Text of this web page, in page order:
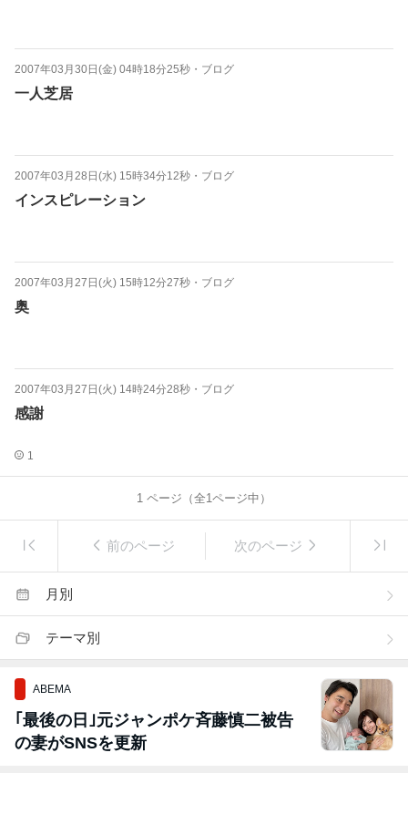
2007年03月30日(金) 04時18分25秒 ・ ブログ
一人芝居
2007年03月28日(水) 15時34分12秒 ・ ブログ
インスピレーション
2007年03月27日(火) 15時12分27秒 ・ ブログ
奥
2007年03月27日(火) 14時24分28秒 ・ ブログ
感謝
1
1 ページ（全1ページ中）
前のページ 次のページ
月別
テーマ別
ABEMA
｢最後の日｣元ジャンポケ斉藤慎二被告
の妻がSNSを更新